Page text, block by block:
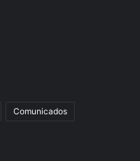
Comunicados